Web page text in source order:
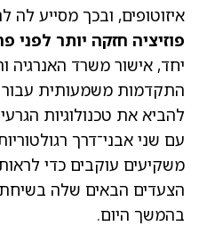
איזוטופים, ובכך מסייע
פוזיציה חזקה יותר לפני
להביא את טכנולוגיות
עם שני אבני־דרך
משקיעים עוקבים כדי
הצעדים הבאים שלה בשיחת
בהמשך היום.